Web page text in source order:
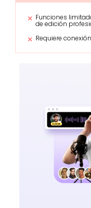
Funciones
de edición
Requiere